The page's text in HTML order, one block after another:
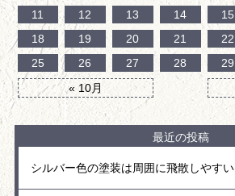
« 10月
11
12 13 14 15
18
19 20 21 22
25
26 27 28 29
最近の投稿
シルバー色の塗装は周囲に飛散しやすい